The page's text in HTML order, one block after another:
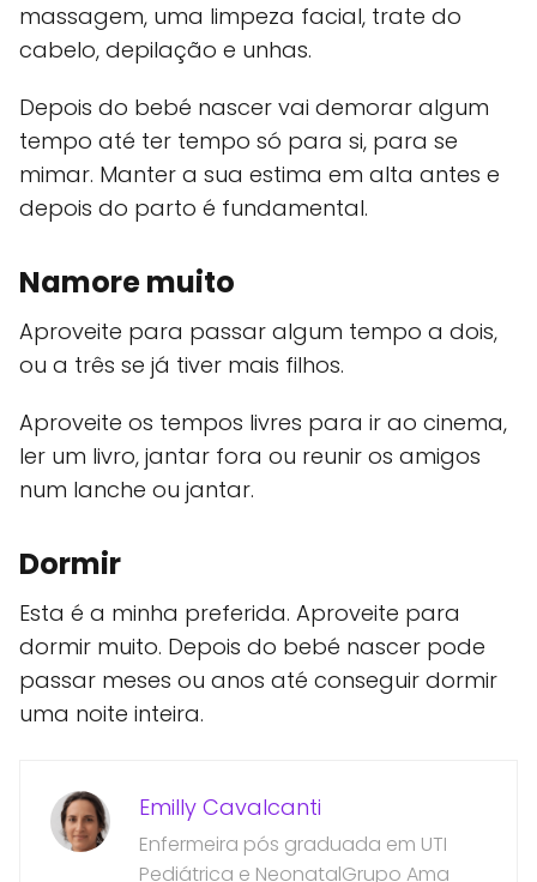
massagem, uma limpeza facial, trate do
cabelo, depilação e unhas.
Depois do bebé nascer vai demorar algum
tempo até ter tempo só para si, para se
mimar. Manter a sua estima em alta antes e
depois do parto é fundamental.
Namore muito
Aproveite para passar algum tempo a dois,
ou a três se já tiver mais filhos.
Aproveite os tempos livres para ir ao cinema,
ler um livro, jantar fora ou reunir os amigos
num lanche ou jantar.
Dormir
Esta é a minha preferida. Aproveite para
dormir muito. Depois do bebé nascer pode
passar meses ou anos até conseguir dormir
uma noite inteira.
Emilly Cavalcanti
Enfermeira pós graduada em UTI
Pediátrica e NeonatalGrupo Ama